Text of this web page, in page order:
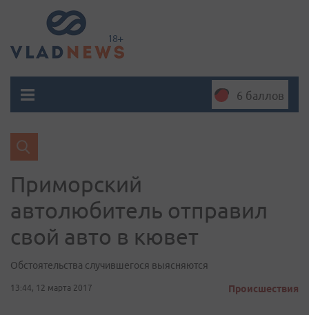
6 баллов
Приморский
автолюбитель отправил
свой авто в кювет
Обстоятельства случившегося выясняются
13:44, 12 марта 2017 Происшествия